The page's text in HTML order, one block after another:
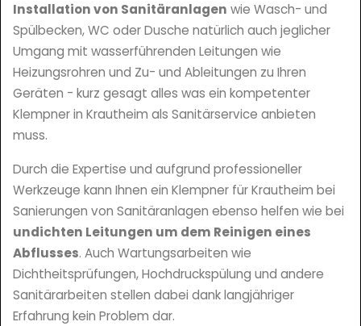
Installation von Sanitäranlagen wie Wasch- und
Spülbecken, WC oder Dusche natürlich auch jeglicher
Umgang mit wasserführenden Leitungen wie
Heizungsrohren und Zu- und Ableitungen zu Ihren
Geräten - kurz gesagt alles was ein kompetenter
Klempner in Krautheim als Sanitärservice anbieten
muss.
Durch die Expertise und aufgrund professioneller
Werkzeuge kann Ihnen ein Klempner für Krautheim bei
Sanierungen von Sanitäranlagen ebenso helfen wie bei
undichten Leitungen um dem Reinigen eines
Abflusses. Auch Wartungsarbeiten wie
Dichtheitsprüfungen, Hochdruckspülung und andere
Sanitärarbeiten stellen dabei dank langjähriger
Erfahrung kein Problem dar.